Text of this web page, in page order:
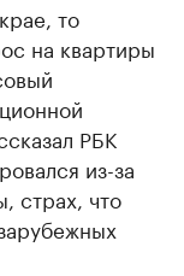
то
на квартиры
РБК
из-за
страх, что